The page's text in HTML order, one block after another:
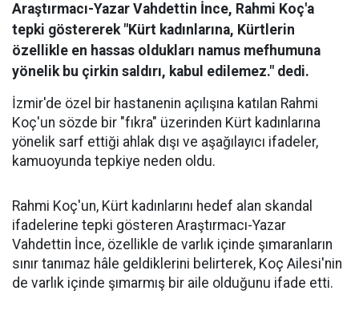
Araştırmacı-Yazar Vahdettin İnce, Rahmi Koç'a
tepki göstererek "Kürt kadınlarına, Kürtlerin
özellikle en hassas oldukları namus mefhumuna
yönelik bu çirkin saldırı, kabul edilemez." dedi.
İzmir'de özel bir hastanenin açılışına katılan Rahmi
Koç'un sözde bir "fıkra" üzerinden Kürt kadınlarına
yönelik sarf ettiği ahlak dışı ve aşağılayıcı ifadeler,
kamuoyunda tepkiye neden oldu.
Rahmi Koç'un, Kürt kadınlarını hedef alan skandal
ifadelerine tepki gösteren Araştırmacı-Yazar
Vahdettin İnce, özellikle de varlık içinde şımaranların
sınır tanımaz hâle geldiklerini belirterek, Koç Ailesi'nin
de varlık içinde şımarmış bir aile olduğunu ifade etti.